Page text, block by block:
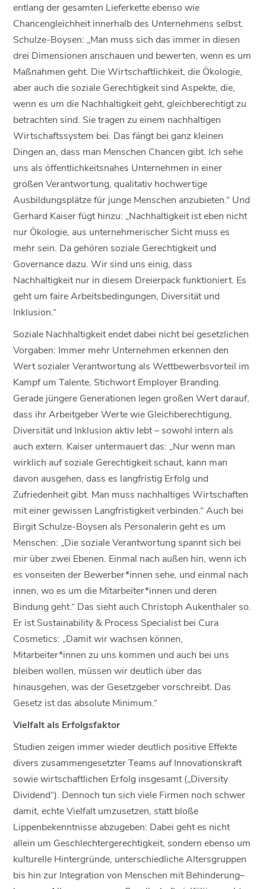
entlang der gesamten Lieferkette ebenso wie
Chancengleichheit innerhalb des Unternehmens selbst.
Schulze-Boysen: „Man muss sich das immer in diesen
drei Dimensionen anschauen und bewerten, wenn es um
Maßnahmen geht. Die Wirtschaftlichkeit, die Ökologie,
aber auch die soziale Gerechtigkeit sind Aspekte, die,
wenn es um die Nachhaltigkeit geht, gleichberechtigt zu
betrachten sind. Sie tragen zu einem nachhaltigen
Wirtschaftssystem bei. Das fängt bei ganz kleinen
Dingen an, dass man Menschen Chancen gibt. Ich sehe
uns als öffentlichkeitsnahes Unternehmen in einer
großen Verantwortung, qualitativ hochwertige
Ausbildungsplätze für junge Menschen anzubieten.“ Und
Gerhard Kaiser fügt hinzu: „Nachhaltigkeit ist eben nicht
nur Ökologie, aus unternehmerischer Sicht muss es
mehr sein. Da gehören soziale Gerechtigkeit und
Governance dazu. Wir sind uns einig, dass
Nachhaltigkeit nur in diesem Dreierpack funktioniert. Es
geht um faire Arbeitsbedingungen, Diversität und
Inklusion.“
Soziale Nachhaltigkeit endet dabei nicht bei gesetzlichen
Vorgaben: Immer mehr Unternehmen erkennen den
Wert sozialer Verantwortung als Wettbewerbsvorteil im
Kampf um Talente, Stichwort Employer Branding.
Gerade jüngere Generationen legen großen Wert darauf,
dass ihr Arbeitgeber Werte wie Gleichberechtigung,
Diversität und Inklusion aktiv lebt – sowohl intern als
auch extern. Kaiser untermauert das: „Nur wenn man
wirklich auf soziale Gerechtigkeit schaut, kann man
davon ausgehen, dass es langfristig Erfolg und
Zufriedenheit gibt. Man muss nachhaltiges Wirtschaften
mit einer gewissen Langfristigkeit verbinden.“ Auch bei
Birgit Schulze-Boysen als Personalerin geht es um
Menschen: „Die soziale Verantwortung spannt sich bei
mir über zwei Ebenen. Einmal nach außen hin, wenn ich
es vonseiten der Bewerber*innen sehe, und einmal nach
innen, wo es um die Mitarbeiter*innen und deren
Bindung geht.“ Das sieht auch Christoph Aukenthaler so.
Er ist Sustainability & Process Specialist bei Cura
Cosmetics: „Damit wir wachsen können,
Mitarbeiter*innen zu uns kommen und auch bei uns
bleiben wollen, müssen wir deutlich über das
hinausgehen, was der Gesetzgeber vorschreibt. Das
Gesetz ist das absolute Minimum.“
Vielfalt als Erfolgsfaktor
Studien zeigen immer wieder deutlich positive Effekte
divers zusammengesetzter Teams auf Innovationskraft
sowie wirtschaftlichen Erfolg insgesamt („Diversity
Dividend“). Dennoch tun sich viele Firmen noch schwer
damit, echte Vielfalt umzusetzen, statt bloße
Lippenbekenntnisse abzugeben: Dabei geht es nicht
allein um Geschlechtergerechtigkeit, sondern ebenso um
kulturelle Hintergründe, unterschiedliche Altersgruppen
bis hin zur Integration von Menschen mit Behinderung–